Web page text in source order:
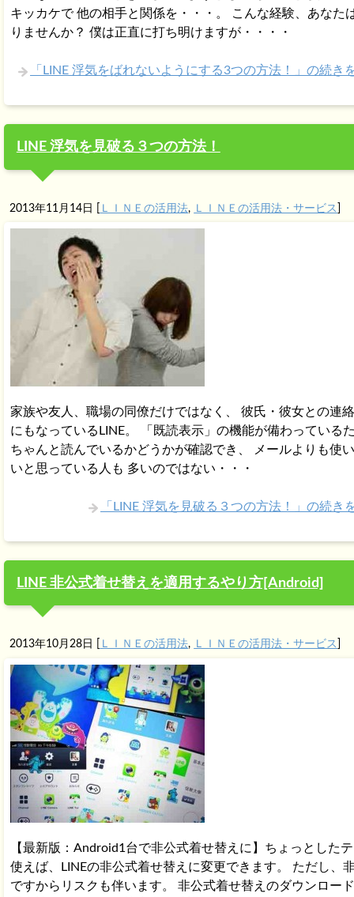
キッカケで 他の相手と関係を・・・。 こんな経験、あなた
りませんか？ 僕は正直に打ち明けますが・・・・
「LINE 浮気をばれないようにする3つの方法！」の続き
LINE 浮気を見破る３つの方法！
2013年11月14日 ＬＩＮＥの活用法, ＬＩＮＥの活用法・サービス ]
家族や友人、職場の同僚だけではなく、 彼氏・彼女との連
にもなっているLINE。 「既読表示」の機能が備わっている
ちゃんと読んでいるかどうかが確認でき、 メールよりも使
いと思っている人も 多いのではない・・・
「LINE 浮気を見破る３つの方法！」の続き
LINE 非公式着せ替えを適用するやり方[Android]
2013年10月28日 ＬＩＮＥの活用法, ＬＩＮＥの活用法・サービス
【最新版：Android1台で非公式着せ替えに】ちょっとした
使えば、LINEの非公式着せ替えに変更できます。 ただし、
ですからリスクも伴います。 非公式着せ替えのダウンロー